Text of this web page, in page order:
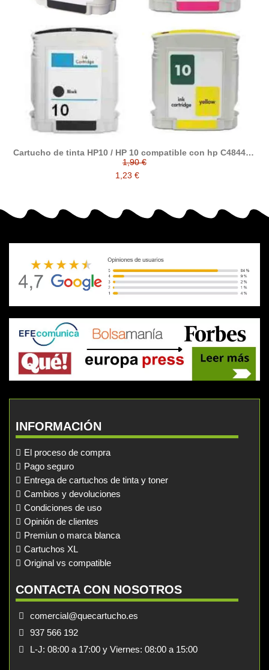
Cartucho de tinta HP10 / HP 10 compatible con hp C4844A /
C4841A / C4842A / C4843A
1,90 €
1,23 €
INFORMACIÓN
El proceso de compra
Pago seguro
Entrega de cartuchos de tinta y toner
Cambios y devoluciones
Condiciones de uso
Opinión de clientes
Premiun o marca blanca
Cartuchos XL
Original vs compatible
CONTACTA CON NOSOTROS
comercial@quecartucho.es
937 566 192
L-J: 08:00 a 17:00 y Viernes: 08:00 a 15:00